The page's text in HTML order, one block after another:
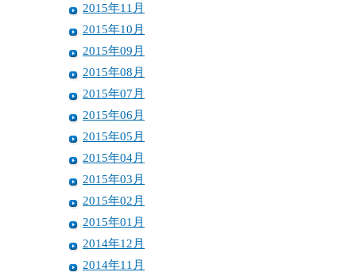
2015年11月
2015年10月
2015年09月
2015年08月
2015年07月
2015年06月
2015年05月
2015年04月
2015年03月
2015年02月
2015年01月
2014年12月
2014年11月